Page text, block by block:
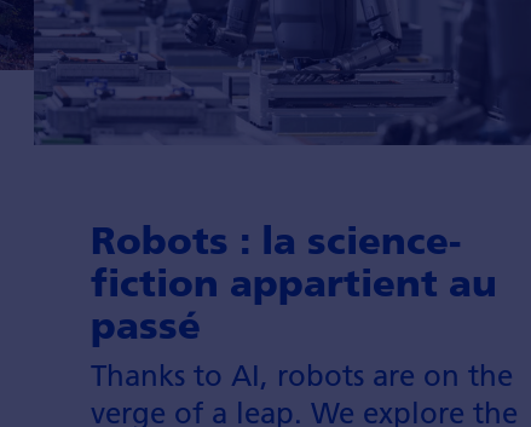
Robots : la science-
fiction appartient au
passé
Thanks to AI, robots are on the
verge of a leap. We explore the